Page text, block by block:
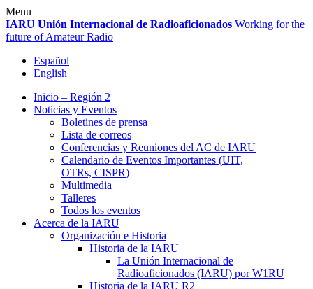
Skip
to
content
Menu
IARU Unión Internacional de Radioaficionados Working for the
future of Amateur Radio
Español
English
Inicio – Región 2
Noticias y Eventos
Boletines de prensa
Lista de correos
Conferencias y Reuniones del AC de IARU
Calendario de Eventos Importantes (UIT,
OTRs, CISPR)
Multimedia
Talleres
Todos los eventos
Acerca de la IARU
Organización e Historia
Historia de la IARU
La Unión Internacional de
Radioaficionados (IARU) porW1RU
Historia de la IARU R2